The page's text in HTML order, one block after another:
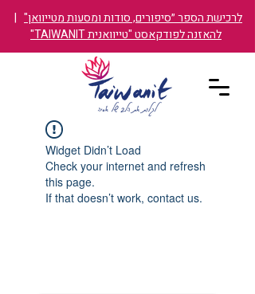
לרכישת הספר ״סיפורים, סודות ומסעות מטייוואן" |
להאזנה לפודקאסט "טייוואנית TAIWANIT"
Widget Didn’t Load
Check your internet and refresh
this page.
If that doesn’t work, contact us.